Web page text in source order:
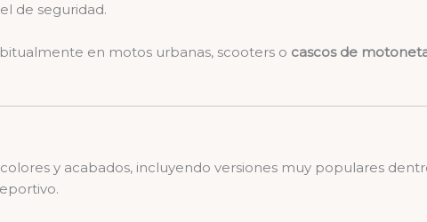
de seguridad.
en motos urbanas, scooters o cascos de
y acabados, incluyendo versiones muy populares